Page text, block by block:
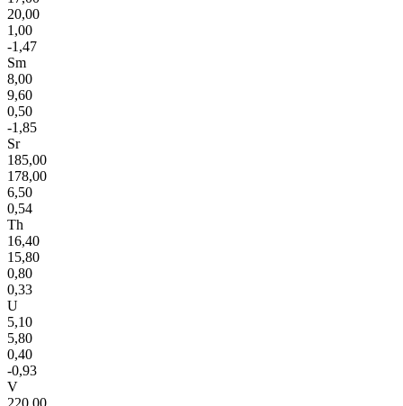
20,00
1,00
-1,47
Sm
8,00
9,60
0,50
-1,85
Sr
185,00
178,00
6,50
0,54
Th
16,40
15,80
0,80
0,33
U
5,10
5,80
0,40
-0,93
V
220,00